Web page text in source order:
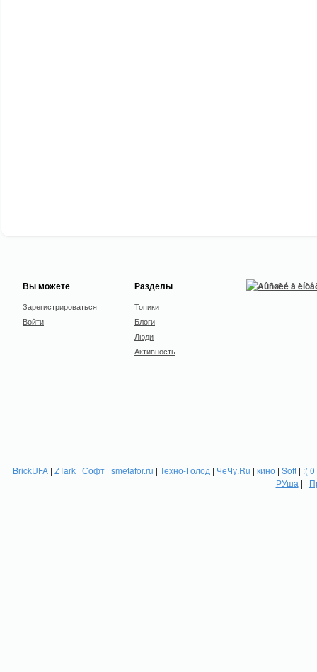
Вы можете
Зарегистрироваться
Войти
Разделы
Топики
Блоги
Люди
Активность
BrickUFA| ZTark| Софт| smetafor.ru | Техно-Голод | ЧеЧу.Ru | кино| Soft| :(
РУша | |